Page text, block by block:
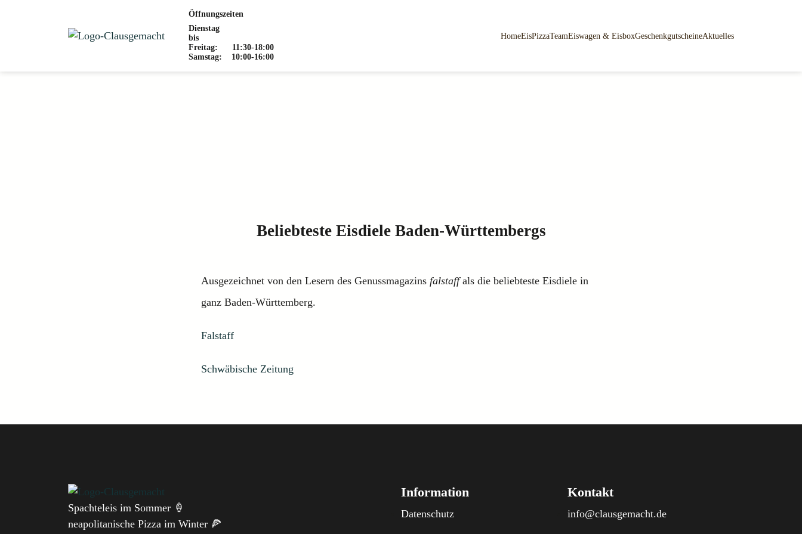
Öffnungszeiten
Dienstag
bis
Freitag:
11:30-18:00
Samstag:
10:00-16:00
HomeEisPizzaTeamEiswagen & EisboxGeschenkgutscheineAktuelles
Beliebteste Eisdiele Baden-Württembergs
Ausgezeichnet von den Lesern des Genussmagazins falstaffals die beliebteste Eisdiele in
ganz Baden-Württemberg.
Falstaff
Schwäbische Zeitung
Spachteleis im Sommer 🍦
neapolitanische Pizza im Winter 🍕
Information
Datenschutz
Kontakt
info@clausgemacht.de